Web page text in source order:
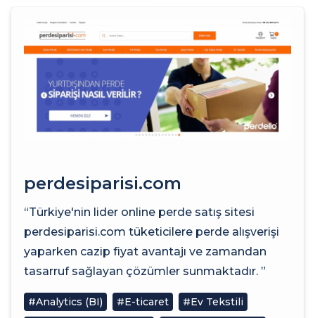
perdesiparisi.com
“Türkiye'nin lider online perde satış sitesi
perdesiparisi.com tüketicilere perde alışverişi
yaparken cazip fiyat avantajı ve zamandan
tasarruf sağlayan çözümler sunmaktadır. ”
#Analytics (BI) #E-ticaret
#Ev Tekstili